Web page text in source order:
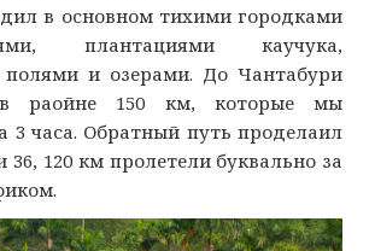
в основном тихими городками
плантациями каучука,
полями и озерами. До Чантабури
в раойне 150 км, которые мы
3 часа. Обратный путь проделаил
36, 120 км пролетели буквально за